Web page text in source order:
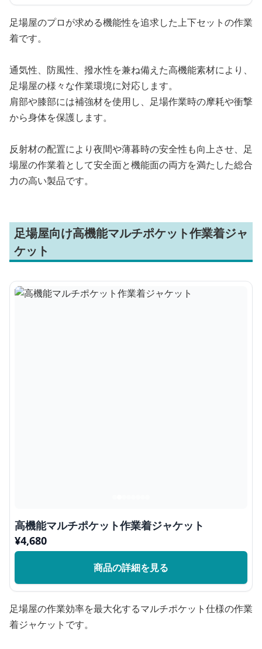
足場屋のプロが求める機能性を追求した上下セットの作業
着です。
通気性、防風性、撥水性を兼ね備えた高機能素材により、
足場屋の様々な作業環境に対応します。
肩部や膝部には補強材を使用し、足場作業時の摩耗や衝撃
から身体を保護します。
反射材の配置により夜間や薄暮時の安全性も向上させ、足
場屋の作業着として安全面と機能面の両方を満たした総合
力の高い製品です。
足場屋向け高機能マルチポケット作業着ジャ
ケット
高機能マルチポケット作業着ジャケット
¥4,680
商品の詳細を見る
足場屋の作業効率を最大化するマルチポケット仕様の作業
着ジャケットです。